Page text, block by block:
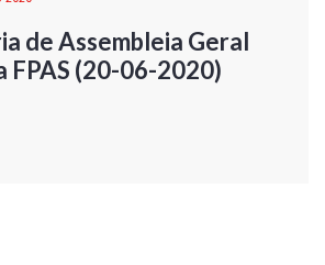
de Assembleia Geral
FPAS (20-06-2020)